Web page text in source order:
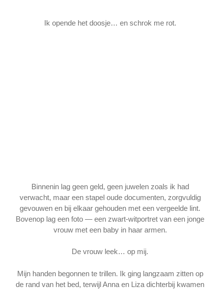
Ik opende het doosje… en schrok me rot.
Binnenin lag geen geld, geen juwelen zoals ik had
verwacht, maar een stapel oude documenten, zorgvuldig
gevouwen en bij elkaar gehouden met een vergeelde lint.
Bovenop lag een foto — een zwart-witportret van een jonge
vrouw met een baby in haar armen.
De vrouw leek… op mij.
Mijn handen begonnen te trillen. Ik ging langzaam zitten op
de rand van het bed, terwijl Anna en Liza dichterbij kwamen